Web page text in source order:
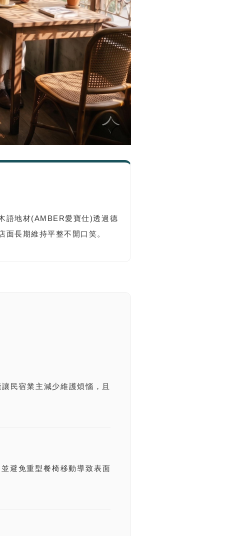
語地材(AMBER愛寶仕)透過德
面長期維持平整不開口笑。
民宿業主減少維護煩惱，且
避免重型餐椅移動導致表面